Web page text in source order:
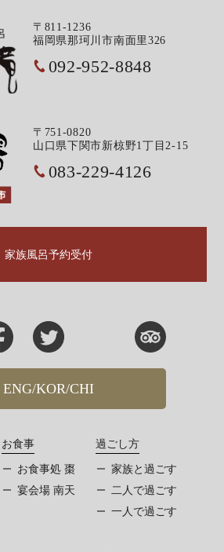
〒811-1236
福岡県那珂川市南面里326
092-952-8848
〒751-0820
山口県下関市新椋野1丁目2-15
083-229-4126
家族風呂予約受付
お食事
お食事処 棗
宴会場 南天
過ごし方
家族と過ごす
二人で過ごす
一人で過ごす
ENG/KOR/CHI